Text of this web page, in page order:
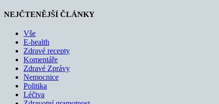
NEJČTENĚJŠÍ ČLÁNKY
Vše
E-health
Zdravé recepty
Komentáře
Zdravé Zprávy
Nemocnice
Politika
Léčiva